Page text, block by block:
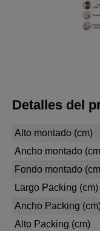
Detalles del
Alto montado (cm)
Ancho montado
Fondo montado
Largo Packing (cm)
Ancho Packing
Alto Packing (cm)